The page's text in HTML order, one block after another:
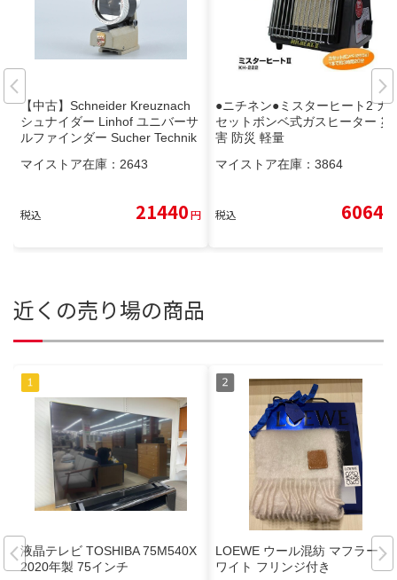
【中古】Schneider Kreuznach
シュナイダー Linhof ユニバーサ
ルファインダー Sucher Technik
マイストア在庫： 2643
税込 21440円
●ニチネン●ミスターヒート2 カ
セットボンベ式ガスヒーター 災
害 防災 軽量
マイストア在庫： 3864
税込 6064
近くの売り場の商品
液晶テレビ TOSHIBA 75M540X
2020年製 75インチ
LOEWE ウール混紡 マフラー ホ
ワイト フリンジ付き